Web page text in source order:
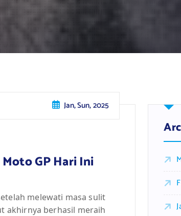
Jan, Sun, 2025
GP Hari Ini
melewati masa sulit
akhirnya berhasil meraih